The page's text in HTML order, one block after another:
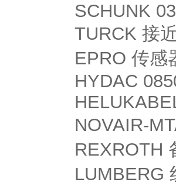
SCHUNK
TURCK 接
EPRO 传感
HYDAC
NOVAIR-
REXROTH
LUMBERG